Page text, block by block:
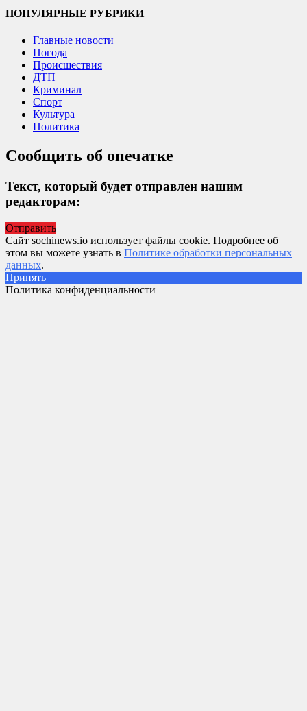
ПОПУЛЯРНЫЕ РУБРИКИ
Главные новости
Погода
Происшествия
ДТП
Криминал
Спорт
Культура
Политика
Сообщить об опечатке
Текст, который будет отправлен нашим
редакторам:
Отправить
Сайт sochinews.io использует файлы cookie. Подробнее об
этом вы можете узнать в Политике обработки персональных
данных.
Принять
Политика конфиденциальности